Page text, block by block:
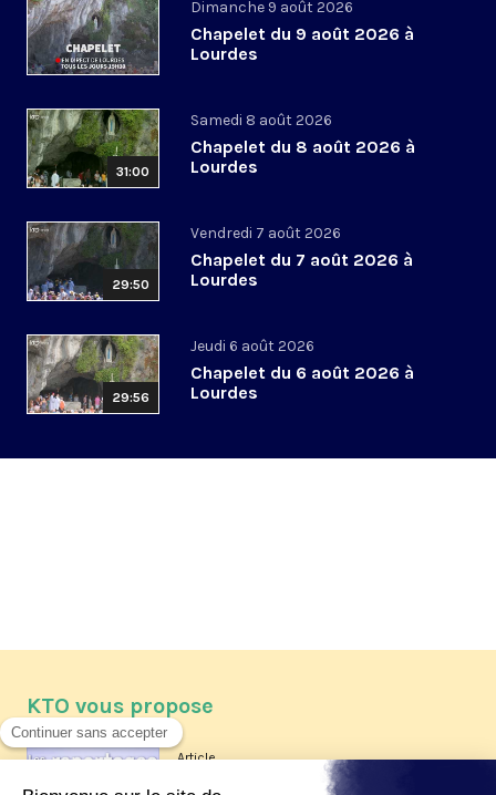
Dimanche 9 août 2026
Chapelet du 9 août 2026 à
Lourdes
31:00
Samedi 8 août 2026
Chapelet du 8 août 2026 à
Lourdes
29:50
Vendredi 7 août 2026
Chapelet du 7 août 2026 à
Lourdes
29:56
Jeudi 6 août 2026
Chapelet du 6 août 2026 à
Lourdes
KTO vous propose
Article
Les reportages d'été 2026 de KTO